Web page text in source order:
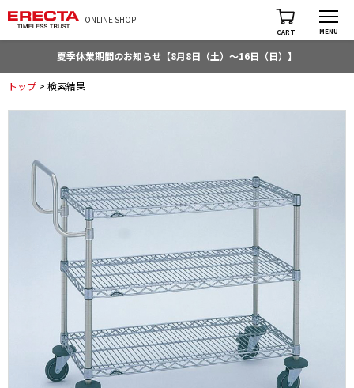
ONLINE SHOP
CART MENU
夏季休業期間のお知らせ【8月8日（土）～16日（日）】
トップ > 検索結果